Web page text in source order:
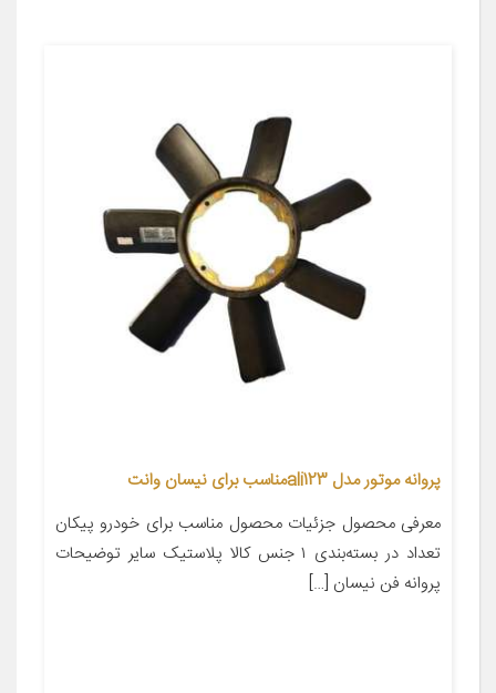
پروانه موتور مدل ali123مناسب برای نیسان وانت
معرفی محصول جزئیات محصول مناسب برای خودرو پیکان
تعداد در بسته‌بندی ۱ جنس کالا پلاستیک سایر توضیحات
پروانه فن نیسان […]